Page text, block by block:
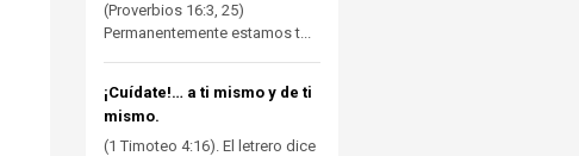
(Proverbios 16:3, 25)
Permanentemente estamos t...
¡Cuídate!… a ti mismo y de ti
mismo.
(1 Timoteo 4:16). El letrero dice